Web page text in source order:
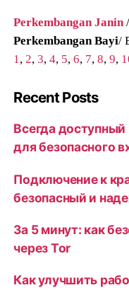
Perkembangan Janin
Perkembangan Bayi/
1 , 2,3,4, 5,6, 7,8,9,
Recent Posts
Всегда доступный
для безопасного
Подключение к
безопасный и
За 5 минут: как
через Tor
Как улучшить